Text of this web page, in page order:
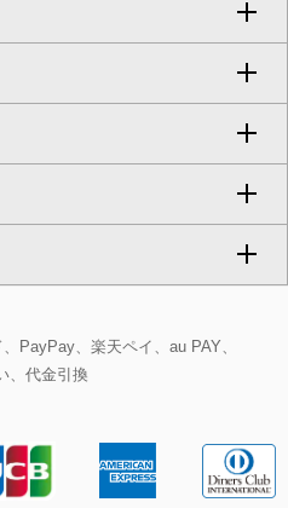
ル
ス
ン
ード
PayPay、楽天ペイ、au PAY、
、代金引換